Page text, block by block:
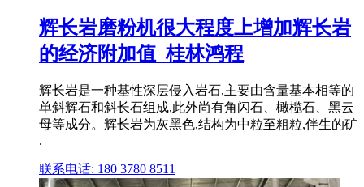
辉长岩磨粉机很大程度上增加辉长岩
的经济附加值_桂林鸿程
辉长岩是一种基性深层侵入岩石,主要由含量基本相等的
单斜辉石和斜长石组成,此外尚有角闪石、橄榄石、黑云
母等成分。辉长岩为灰黑色,结构为中粒至粗粒,伴生的矿
.
联系电话: 180 3780 8511